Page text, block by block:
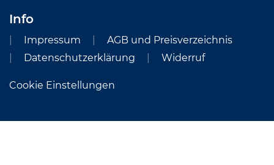
Info
Impressum
AGB und Preisverzeichnis
Datenschutzerklärung
Widerruf
Cookie Einstellungen